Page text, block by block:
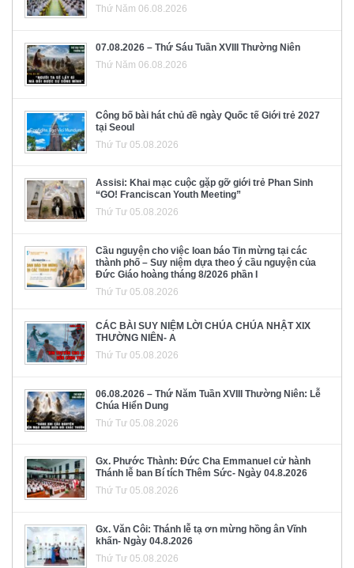
Thứ Năm 06.08.2026
07.08.2026 – Thứ Sáu Tuần XVIII Thường Niên
Thứ Năm 06.08.2026
Công bố bài hát chủ đề ngày Quốc tế Giới trẻ 2027
tại Seoul
Thứ Tư 05.08.2026
Assisi: Khai mạc cuộc gặp gỡ giới trẻ Phan Sinh
“GO! Franciscan Youth Meeting”
Thứ Tư 05.08.2026
Cầu nguyện cho việc loan báo Tin mừng tại các
thành phố – Suy niệm dựa theo ý cầu nguyện của
Đức Giáo hoàng tháng 8/2026 phần I
Thứ Tư 05.08.2026
CÁC BÀI SUY NIỆM LỜI CHÚA CHÚA NHẬT XIX
THƯỜNG NIÊN- A
Thứ Tư 05.08.2026
06.08.2026 – Thứ Năm Tuần XVIII Thường Niên: Lễ
Chúa Hiển Dung
Thứ Tư 05.08.2026
Gx. Phước Thành: Đức Cha Emmanuel cử hành
Thánh lễ ban Bí tích Thêm Sức- Ngày 04.8.2026
Thứ Tư 05.08.2026
Gx. Văn Côi: Thánh lễ tạ ơn mừng hồng ân Vĩnh
khấn- Ngày 04.8.2026
Thứ Tư 05.08.2026